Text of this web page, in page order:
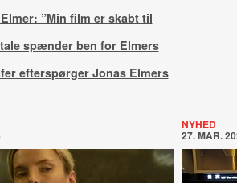
”Min film er skabt til
spænder ben for Elmers
efterspørger Jonas Elmers
NYHED
27. MAR.